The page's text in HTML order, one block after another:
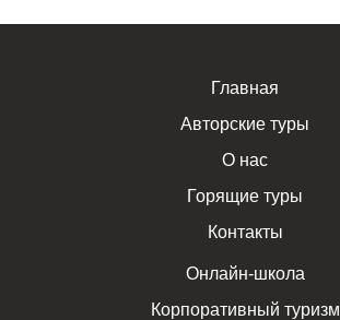
Главная
Авторские туры
О нас
Горящие туры
Контакты
Онлайн-школа
Корпоративный туризм